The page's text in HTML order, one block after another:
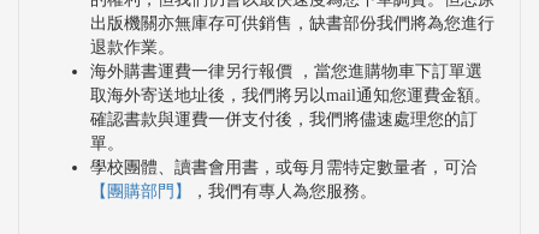
出版機關亦無庫存可供銷售，缺書部份我們將為您進行
退款作業。
海外購書運費一律另行報價 ，當您進購物車下訂單選
取海外寄送地址後，我們將另以mail通知您運費金額。
確認書款與運費一併支付後，我們將儘速處理您的訂
單。
學校團體、讀書會用書，或每月需特定數量者，可洽
【團購部門】
，我們有專人為您服務。